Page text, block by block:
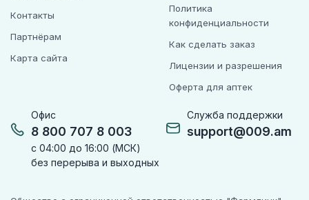
Офис
8 800 707 8 003
с 04:00 до 16:00 (МСК)
без перерыва и выходных
Служба поддержки
support@009.am
Контакты
Партнёрам
Карта сайта
Политика
конфиденциальности
Как сделать заказ
Лицензии и разрешения
Оферта для аптек